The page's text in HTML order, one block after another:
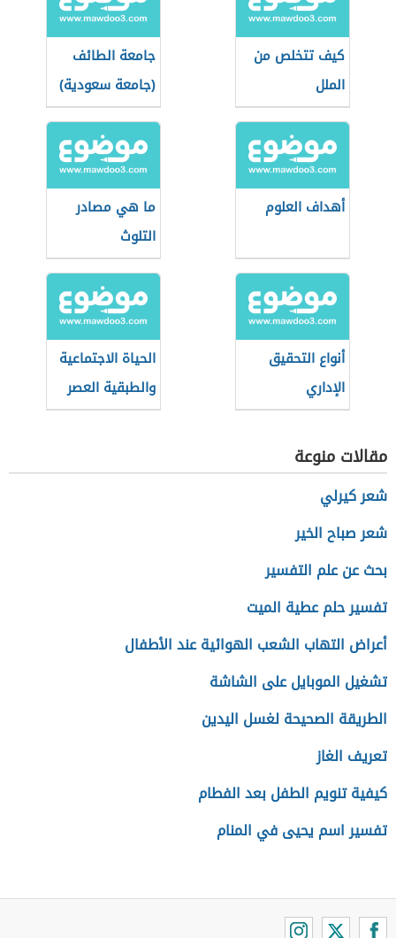
كيف تتخلص من
الملل
جامعة الطائف
(جامعة سعودية)
أهداف العلوم
ما هي مصادر
التلوث
أنواع التحقيق
الإداري
الحياة الاجتماعية
والطبقية العصر
الحديث
مقالات منوعة
شعر كيرلي
شعر صباح الخير
بحث عن علم التفسير
تفسير حلم عطية الميت
أعراض التهاب الشعب الهوائية عند الأطفال
تشغيل الموبايل على الشاشة
الطريقة الصحيحة لغسل اليدين
تعريف الغاز
كيفية تنويم الطفل بعد الفطام
تفسير اسم يحيى في المنام